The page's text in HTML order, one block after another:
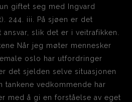
giftet seg med Ingvard
244. iii. På sjøen er det
slik det er i veitrafikken.
Når jeg møter mennesker
oslo har utfordringer
det sjelden selve situasjonen
tankene vedkommende har
med å gi en forståelse av eget